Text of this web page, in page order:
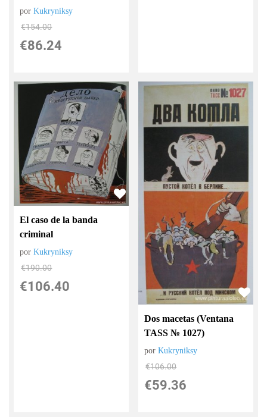
porKukryniksy
€154.00
€86.24
El caso de la banda
criminal
porKukryniksy
€190.00
€106.40
Dos macetas (Ventana
TASS № 1027)
porKukryniksy
€106.00
€59.36